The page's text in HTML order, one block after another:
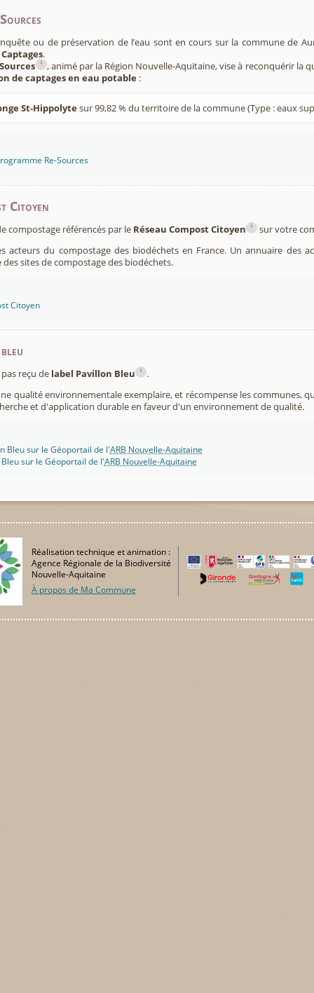
ou de préservation de l’eau sont en cours sur la commune de
.
i
, animé par la Région Nouvelle-Aquitaine, vise à reconquérir la
de captages en eau potable:
St-Hippolytesur 99,82 % du territoire de la commune (Type : eaux
Re-Sources
Citoyen
compostage référencés par le Réseau Compost Citoyen i
sur votre
acteurs du compostage des biodéchets en France. Un annuaire des
sites de compostage des biodéchets.
Citoyen
reçu de label Pavillon Bleu i
.
qualité environnementale exemplaire, et récompense les communes,
et d'application durable en faveur d'un environnement de qualité.
Bleu sur le Géoportail de l'ARB Nouvelle-Aquitaine
sur le Géoportail de l'ARB Nouvelle-Aquitaine
Réalisation technique et animation :
Agence Régionale de la Biodiversité
Nouvelle-Aquitaine
À propos de Ma Commune